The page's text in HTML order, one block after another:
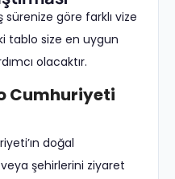
sürenize göre farklı vize
tablo size en uygun
olacaktır.
Cumhuriyeti
doğal
şehirlerini ziyaret